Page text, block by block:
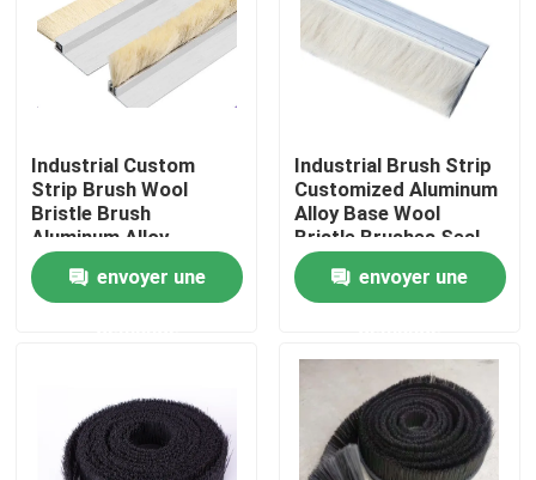
Visite d'usine
Contrôle de la qualité
Contact
Demande de soumission
Brosses à rouleaux industriels
Industrial Custom
Strip Brush Wool
Bristle Brush
Aluminum Alloy
Bracket Strip Brush
Cleaning Brush Strip
envoyer une
Industrial Brush Strip
Customized Aluminum
Alloy Base Wool
Bristle Brushes Seal
Strip Brush
envoyer une